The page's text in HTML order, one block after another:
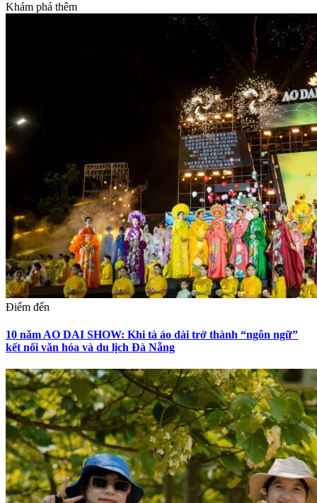
Khám phá thêm
Điểm đến
10 năm AO DAI SHOW: Khi tà áo dài trở thành “ngôn ngữ”
kết nối văn hóa và du lịch Đà Nẵng